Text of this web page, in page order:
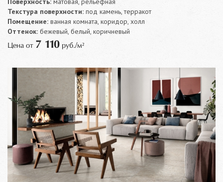
Текстура поверхности: под камень, терракот
Помещение: ванная комната, коридор, холл
Оттенок: бежевый, белый, коричневый
Цена от 7 110 руб./м²